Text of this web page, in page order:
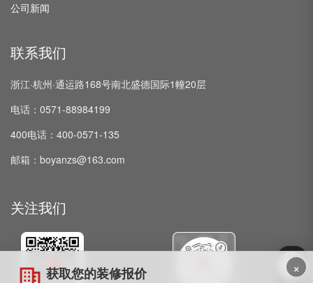
公司新闻
联系我们
浙江·杭州·通运路168号南北盛德国际1幢20层
电话：0571-88984199
400电话：400-0571-135
邮箱：boyanzs@163.com
关注我们
获取您的装修报价 ×